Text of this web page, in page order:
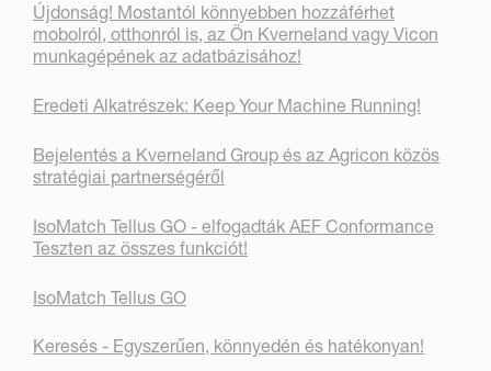
Újdonság! Mostantól könnyebben hozzáférhet
mobolról, otthonról is, az Ön Kverneland vagy Vicon
munkagépének az adatbázisához!
Eredeti Alkatrészek: Keep Your Machine Running!
Bejelentés a Kverneland Group és az Agricon közös
stratégiai partnerségéről
IsoMatch Tellus GO - elfogadták AEF Conformance
Teszten az összes funkciót!
IsoMatch Tellus GO
Keresés - Egyszerűen, könnyedén és hatékonyan!